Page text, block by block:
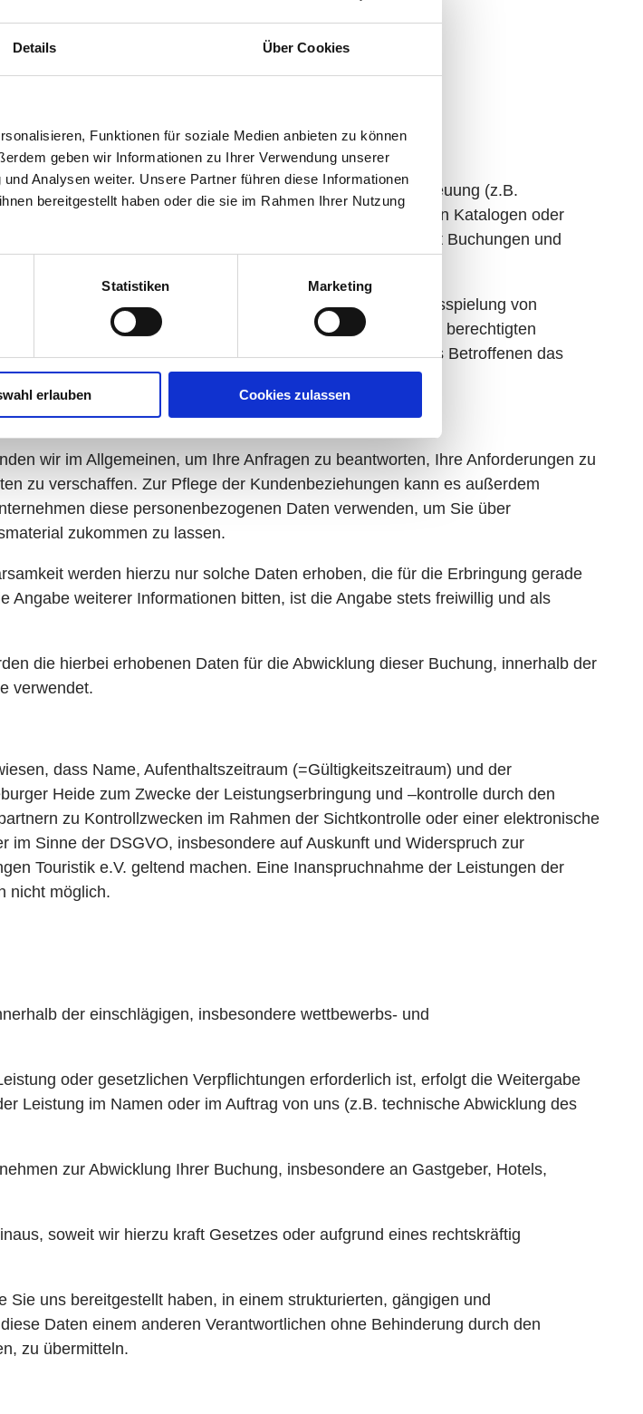
Details Über Cookies
Funktionen für soziale Medien anbieten zu können
geben wir Informationen zu Ihrer Verwendung unserer
Analysen weiter. Unsere Partner führen diese Informationen
bereitgestellt haben oder die sie im Rahmen Ihrer Nutzung
Statistiken Marketing
erlauben Cookies zulassen
Kundenansprache,
und Produkten.
zur Pflege der Kundenbeziehungen, zur Kundenbetreuung (z.B.
Werbe- und Marketingmaßnahmen (z.B. dem Versand von Katalogen oder
Versand von werblichen Emails im Zusammenhang mit Buchungen und
Nutzungsverhaltens Nutzungsprofile erstellt und für die Ausspielung von
gespeichert. Ist die Verarbeitung zur Wahrung eines berechtigten
die Interessen, Grundrechte und Grundfreiheiten des Betroffenen das
für die Verarbeitung.
wir im Allgemeinen, um Ihre Anfragen zu beantworten, Ihre Anforderungen zu
zu verschaffen. Zur Pflege der Kundenbeziehungen kann es außerdem
diese personenbezogenen Daten verwenden, um Sie über
zukommen zu lassen.
werden hierzu nur solche Daten erhoben, die für die Erbringung gerade
weiterer Informationen bitten, ist die Angabe stets freiwillig und als
die hierbei erhobenen Daten für die Abwicklung dieser Buchung, innerhalb der
verwendet.
dass Name, Aufenthaltszeitraum (=Gültigkeitszeitraum) und der
Heide zum Zwecke der Leistungserbringung und –kontrolle durch den
zu Kontrollzwecken im Rahmen der Sichtkontrolle oder einer elektronische
Sinne der DSGVO, insbesondere auf Auskunft und Widerspruch zur
Touristik e.V. geltend machen. Eine Inanspruchnahme der Leistungen der
nicht möglich.
der einschlägigen, insbesondere wettbewerbs- und
oder gesetzlichen Verpflichtungen erforderlich ist, erfolgt die Weitergabe
Leistung im Namen oder im Auftrag von uns (z.B. technische Abwicklung des
zur Abwicklung Ihrer Buchung, insbesondere an Gastgeber, Hotels,
soweit wir hierzu kraft Gesetzes oder aufgrund eines rechtskräftig
uns bereitgestellt haben, in einem strukturierten, gängigen und
Daten einem anderen Verantwortlichen ohne Behinderung durch den
zu übermitteln.